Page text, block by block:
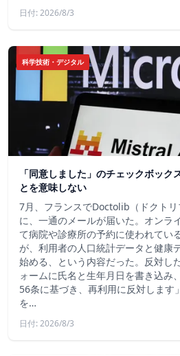
日付: 2026/8/3
科学技術・デジタル
「同意しました」のチェックボック
とを意味しない
7月、フランスでDoctolib（ドクトリ
に、一通のメールが届いた。オンラ
て病院や診療所の予約に使われてい
が、利用者の人口統計データと健康
始める、という内容だった。反対し
ォームに氏名と生年月日を書き込み
56条に基づき、再利用に反対します
を…
日付: 2026/8/3